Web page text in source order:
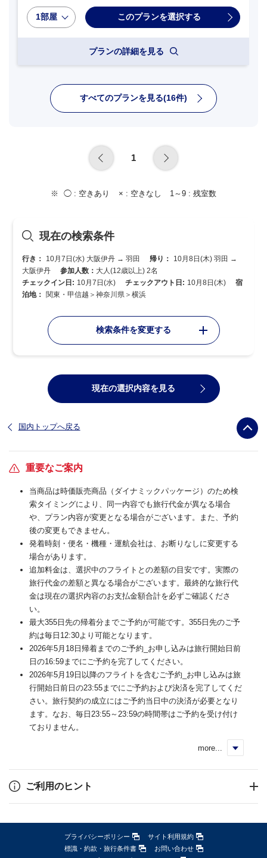
1部屋
プランの詳細を見る
すべてのプランを見る(16件)
1
◯ : 空きあり × : 空きなし 1～9 : 残室数
現在の検索条件
行き： 10月7日(水) 大阪伊丹 → 羽田 帰り：
10月8日(木) 羽田 →
大阪伊丹
参加人数： 大人(12歳以上) 2名
チェックイン日: 10月7日(水) チェックアウト日: 10月8日(木)
宿
泊地：
関東・甲信越＞神奈川県＞横浜
検索条件を変更する
現在の選択内容を見る
国内トップへ戻る
重要なご案内
当商品は時価販売商品（ダイナミックパッケージ）のため検
索タイミングにより、同一内容でも旅行代金が異なる場合
や、プラン内容が変更となる場合がございます。また、予約
後の変更もできません。
発着時刻・便名・機種・運航会社は、お断りなしに変更する
場合があります。
追加料金は、選択中のフライトとの差額の目安です。実際の
旅行代金の差額と異なる場合がございます。最終的な旅行代
金は現在の選択内容のお支払金額合計を必ずご確認くださ
い。
最大355日先の帰着分までご予約が可能です。355日先のご予
約は毎日12:30より可能となります。
2026年5月18日帰着までのご予約_お申し込みは旅行開始日前
日の16:59までにご予約を完了してください。
2026年5月19日以降のフライトを含むご予約_お申し込みは旅
行開始日前日の23:55までにご予約および決済を完了してくだ
さい。旅行契約の成立にはご予約当日中の決済が必要となり
ます。なお、毎日23:55～23:59の時間帯はご予約を受け付け
ておりません。
more...
ご利用のヒント
プライバシーポリシー
サイト利用規約
標識・約款・旅行条件書
お問い合わせ